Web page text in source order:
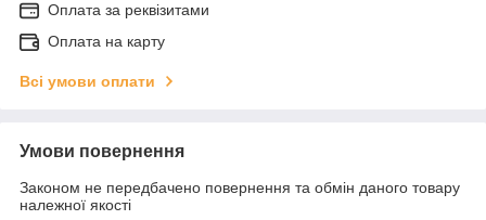
Оплата за реквізитами
Оплата на карту
Всі умови оплати
Умови повернення
Законом не передбачено повернення та обмін даного товару
належної якості